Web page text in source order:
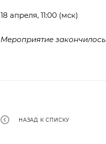
18 апреля, 11:00 (мск)
Мероприятие закончилось
НАЗАД К СПИСКУ